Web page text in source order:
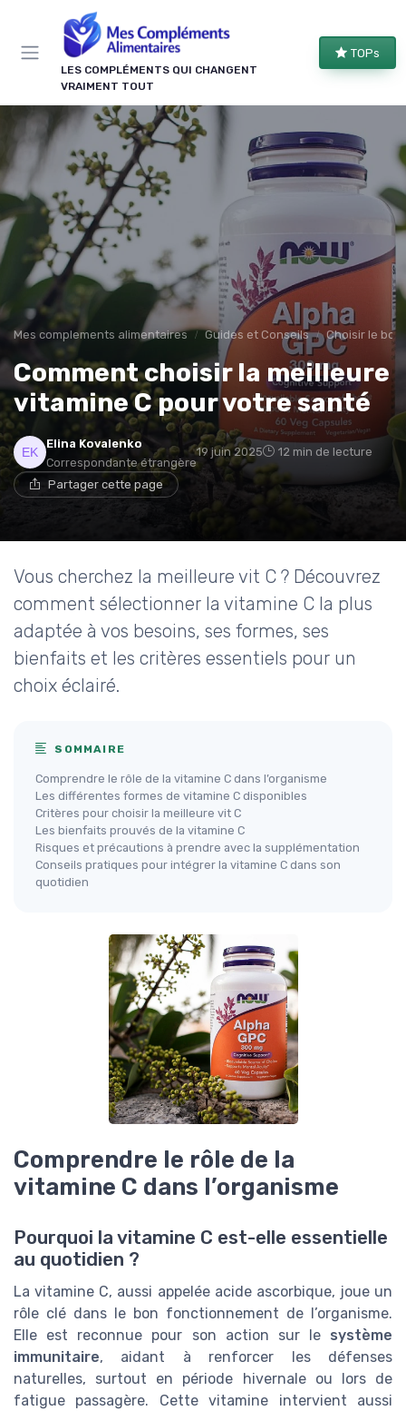
LES COMPLÉMENTS QUI CHANGENT
VRAIMENT TOUT
TOPs
Mes complements alimentaires Guides et Conseils Choisir le
Comment choisir la meilleure
vitamine C pour votre santé
Elina Kovalenko
Correspondante étrangère
19 juin 2025 12 min de lecture
Partager cette page
Vous cherchez la meilleure vit C ? Découvrez
comment sélectionner la vitamine C la plus
adaptée à vos besoins, ses formes, ses
bienfaits et les critères essentiels pour un
choix éclairé.
SOMMAIRE
Comprendre le rôle de la vitamine C dans l’organisme
Les différentes formes de vitamine C disponibles
Critères pour choisir la meilleure vit C
Les bienfaits prouvés de la vitamine C
Risques et précautions à prendre avec la supplémentation
Conseils pratiques pour intégrer la vitamine C dans son
quotidien
Comprendre le rôle de la
vitamine C dans l’organisme
Pourquoi la vitamine C est-elle essentielle
au quotidien ?
La vitamine C, aussi appelée acide ascorbique, joue un
rôle clé dans le bon fonctionnement de l’organisme.
Elle est reconnue pour son action sur le système
immunitaire, aidant à renforcer les défenses
naturelles, surtout en période hivernale ou lors de
fatigue passagère. Cette vitamine intervient aussi
Panneau de gestion des cookies